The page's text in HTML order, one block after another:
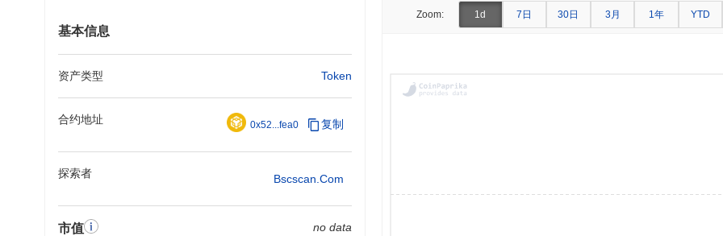
基本信息
资产类型 Token
合约地址 0x52...fea0 复制
探索者 Bscscan.com
市值 no data
Zoom: 1d 7日 30日 3月 1年 YTD